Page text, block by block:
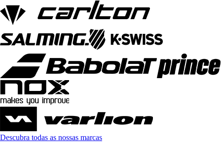
Descubra todas as nossas marcas